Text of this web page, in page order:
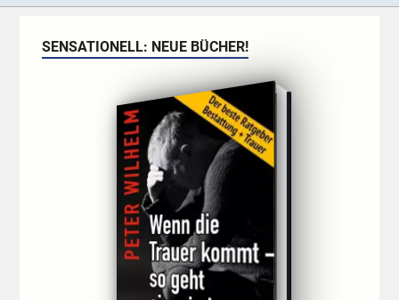
SENSATIONELL: NEUE BÜCHER!